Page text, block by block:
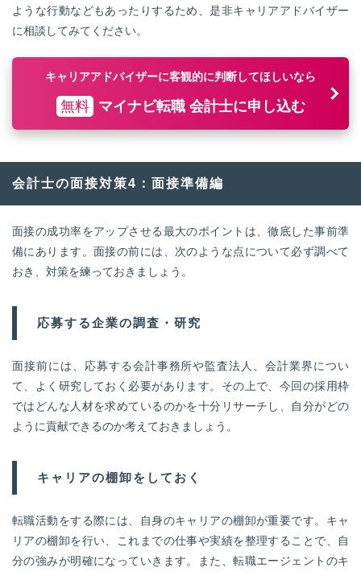
ような行動などもあったりするため、是非キャリアアドバイザー
に相談してみてください。
キャリアアドバイザーに客観的に判断してほしいなら
無料 マイナビ転職 会計士に申し込む
会計士の面接対策4：面接準備編
面接の成功率をアップさせる最大のポイントは、徹底した事前準
備にあります。面接の前には、次のような点について必ず調べて
おき、対策を練っておきましょう。
応募する企業の調査・研究
面接前には、応募する会計事務所や監査法人、会計業界につい
て、よく研究しておく必要があります。その上で、今回の採用枠
ではどんな人材を求めているのかを十分リサーチし、自分がどの
ように貢献できるのか考えておきましょう。
キャリアの棚卸をしておく
転職活動をする際には、自身のキャリアの棚卸が重要です。キャ
リアの棚卸を行い、これまでの仕事や実績を整理することで、自
分の強みが明確になっていきます。また、転職エージェントのキ